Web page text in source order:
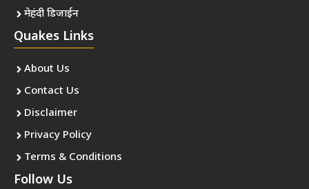
मेहंदी डिजाईन
Quakes Links
About Us
Contact Us
Disclaimer
Privacy Policy
Terms & Conditions
Follow Us